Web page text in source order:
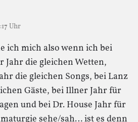
Uhr
ich mich also wenn ich bei
Jahr die gleichen Wetten,
die gleichen Songs, bei Lanz
Gäste, bei Illner Jahr für
und bei Dr. House Jahr für
sehe/sah… ist es denn